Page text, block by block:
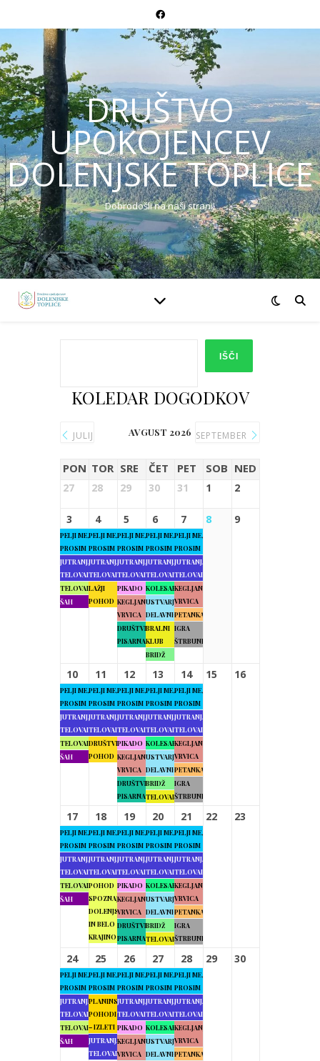
DRUŠTVO
UPOKOJENCEV
DOLENJSKE TOPLICE
Dobrodošli na naši strani!
IŠČI
KOLEDAR DOGODKOV
JULIJ AVGUST 2026 SEPTEMBER
PON TOR SRE ČET PET SOB NED
27 28 29 30 31 1 2
3
PELJI ME,
PROSIM
JUTRANJA
TELOVADBA
TELOVADBA
ŠAH
4
PELJI ME,
PROSIM
JUTRANJA
TELOVADBA
LAŽJI
POHOD
5
PELJI ME,
PROSIM
JUTRANJA
TELOVADBA
PIKADO
KEGLJANJE
VRVICA
DRUŠTVENA
PISARNA
6
PELJI ME,
PROSIM
JUTRANJA
TELOVADBA
KOLESARJENJE
USTVARJALNE
DELAVNICE
BRALNI
KLUB
BRIDŽ
7
PELJI ME,
PROSIM
JUTRANJA
TELOVADBA
KEGLJANJE
VRVICA
PETANKA
IGRA
ŠTRBUNK
8 9
10
PELJI ME,
PROSIM
JUTRANJA
TELOVADBA
TELOVADBA
ŠAH
11
PELJI ME,
PROSIM
JUTRANJA
TELOVADBA
DRUŠTVENI
POHOD
12
PELJI ME,
PROSIM
JUTRANJA
TELOVADBA
PIKADO
KEGLJANJE
VRVICA
DRUŠTVENA
PISARNA
13
PELJI ME,
PROSIM
JUTRANJA
TELOVADBA
KOLESARJENJE
USTVARJALNE
DELAVNICE
BRIDŽ
TELOVADBA
14
PELJI ME,
PROSIM
JUTRANJA
TELOVADBA
KEGLJANJE
VRVICA
PETANKA
IGRA
ŠTRBUNK
15 16
17
PELJI ME,
PROSIM
JUTRANJA
TELOVADBA
TELOVADBA
ŠAH
18
PELJI ME,
PROSIM
JUTRANJA
TELOVADBA
POHOD
SPOZNAJMO
DOLENJSKO
IN BELO
KRAJINO
19
PELJI ME,
PROSIM
JUTRANJA
TELOVADBA
PIKADO
KEGLJANJE
VRVICA
DRUŠTVENA
PISARNA
20
PELJI ME,
PROSIM
JUTRANJA
TELOVADBA
KOLESARJENJE
USTVARJALNE
DELAVNICE
BRIDŽ
TELOVADBA
21
PELJI ME,
PROSIM
JUTRANJA
TELOVADBA
KEGLJANJE
VRVICA
PETANKA
IGRA
ŠTRBUNK
22 23
24
PELJI ME,
PROSIM
JUTRANJA
TELOVADBA
TELOVADBA
ŠAH
25
PELJI ME,
PROSIM
PLANINSKI
POHODI
– IZLETI
JUTRANJA
TELOVADBA
26
PELJI ME,
PROSIM
JUTRANJA
TELOVADBA
PIKADO
KEGLJANJE
VRVICA
27
PELJI ME,
PROSIM
JUTRANJA
TELOVADBA
KOLESARJENJE
USTVARJALNE
DELAVNICE
28
PELJI ME,
PROSIM
JUTRANJA
TELOVADBA
KEGLJANJE
VRVICA
PETANKA
29 30